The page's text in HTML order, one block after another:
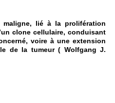
lié à la prolifération
clone cellulaire, conduisant
voire à une extension
de la tumeur ( Wolfgang J.